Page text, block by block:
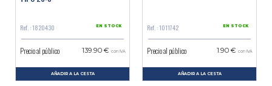
Ref. : 1820430 EN STOCK
Precio al público 139.90 € con IVA
AÑADIR A LA CESTA
Ref. : 1011742 EN STOCK
Precio al público 1.90 € con IVA
AÑADIR A LA CESTA